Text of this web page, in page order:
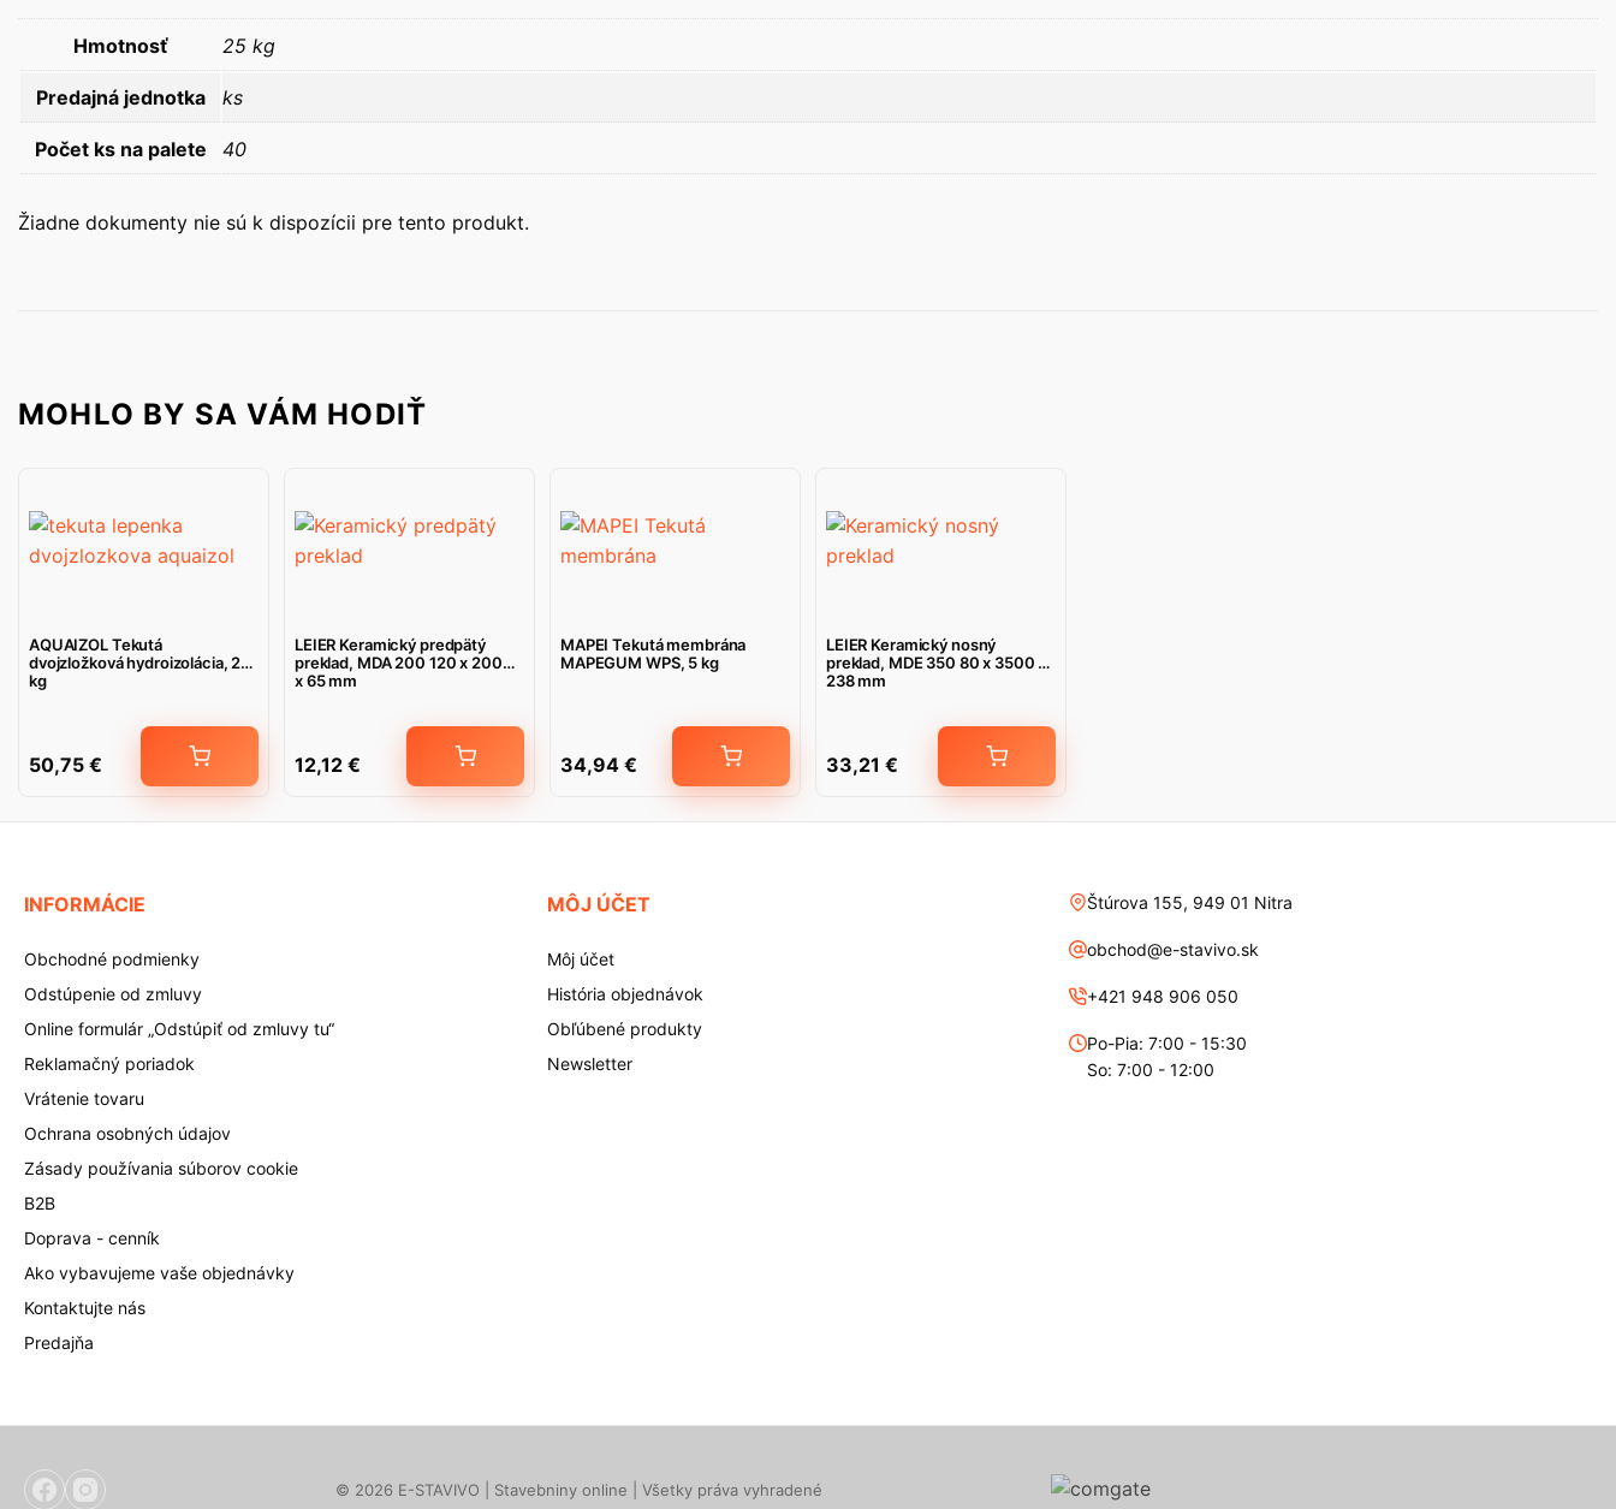
Hmotnosť 25 kg
Predajná jednotka ks
Počet ks na palete 40
Žiadne dokumenty nie sú k dispozícii pre tento produkt.
MOHLO BY SA VÁM HODIŤ
AQUAIZOL Tekutá
dvojzložková hydroizolácia, 20
kg
50,75 €
LEIER Keramický predpätý
preklad, MDA 200 120 x 2000
x 65 mm
12,12 €
MAPEI Tekutá membrána
MAPEGUM WPS, 5 kg
34,94 €
LEIER Keramický nosný
preklad, MDE 350 80 x 3500 x
238 mm
33,21 €
INFORMÁCIE
Obchodné podmienky
Odstúpenie od zmluvy
Online formulár „Odstúpiť od zmluvy tu“
Reklamačný poriadok
Vrátenie tovaru
Ochrana osobných údajov
Zásady používania súborov cookie
B2B
Doprava - cenník
Ako vybavujeme vaše objednávky
Kontaktujte nás
Predajňa
MÔJ ÚČET
Môj účet
História objednávok
Obľúbené produkty
Newsletter
Štúrova 155, 949 01 Nitra
obchod@e-stavivo.sk
+421 948 906 050
Po-Pia: 7:00 - 15:30
So: 7:00 - 12:00
© 2026 E-STAVIVO | Stavebniny online | Všetky práva vyhradené